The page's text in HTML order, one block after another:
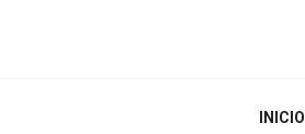
INICIO